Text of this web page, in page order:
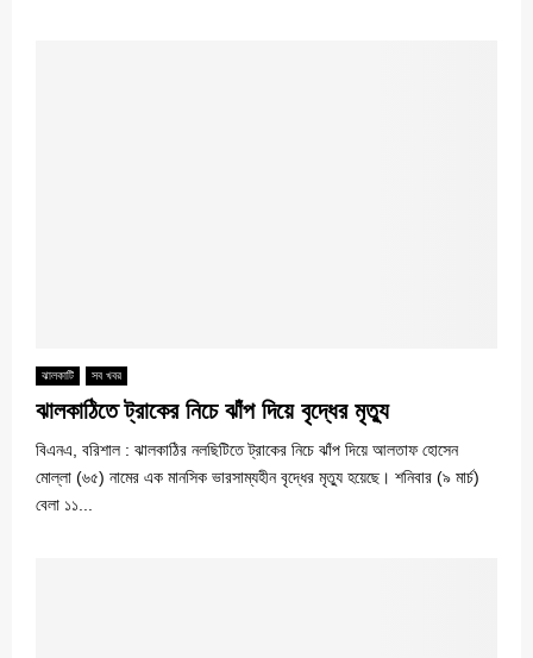
ঝালকাটি সব খবর
ঝালকাঠিতে ট্রাকের নিচে ঝাঁপ দিয়ে বৃদ্ধের মৃত্যু
বিএনএ, বরিশাল : ঝালকাঠির নলছিটিতে ট্রাকের নিচে ঝাঁপ দিয়ে আলতাফ হোসেন
মোল্লা (৬৫) নামের এক মানসিক ভারসাম্যহীন বৃদ্ধের মৃত্যু হয়েছে। শনিবার (৯ মার্চ)
বেলা ১১...